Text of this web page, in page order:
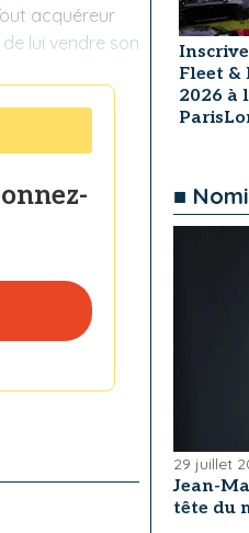
acquéreur
lui vendre son
Fleet &
2026 à
■
29 juillet
Jean-
tête du